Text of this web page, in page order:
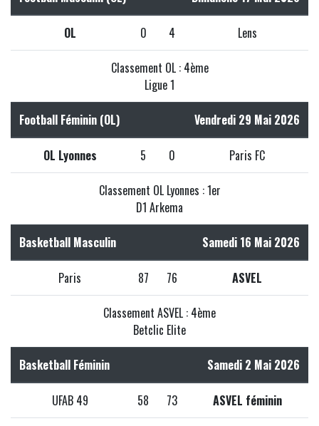
OL 0 4 Lens
Classement OL : 4ème
Ligue 1
Football Féminin (OL) Vendredi 29 Mai 2026
OL Lyonnes 5 0 Paris FC
Classement OL Lyonnes : 1er
D1 Arkema
Basketball Masculin Samedi 16 Mai 2026
Paris 87 76 ASVEL
Classement ASVEL : 4ème
Betclic Elite
Basketball Féminin Samedi 2 Mai 2026
UFAB 49 58 73 ASVEL féminin